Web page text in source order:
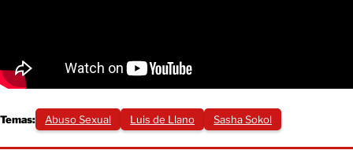
Temas: Abuso Sexual Luis de Llano Sasha Sokol